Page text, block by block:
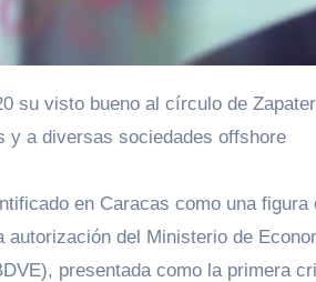
y a diversas sociedades offshore
en Caracas como una
autorización del Ministerio de
presentada como la primera